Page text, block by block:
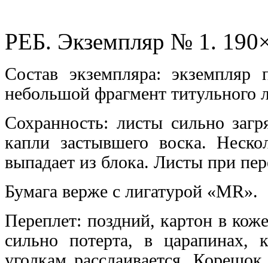
РЕБ. Экземпляр № 1.
Состав экземпляра:
небольшой фрагмент титульного
Сохранность: листы сильно
капли застывшего воска.
выпадает из блока. Листы при
Бумага верже с лигатурой «МR».
Переплет: поздний, картон в
сильно потерта, в царапинах,